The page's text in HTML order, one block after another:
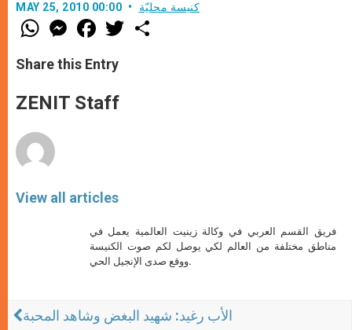
MAY 25, 2010 00:00 كنيسة محليّة
W
h
t
s
p
p
M
e
s
e
g
e
F
a
e
b
o
k
w
Share this Entry
ZENIT Staff
View all articles
فريق القسم العربي في وكالة زينيت العالمية يعمل في
مناطق مختلفة من العالم لكي يوصل لكم صوت الكنيسة
ووقع صدى الإنجيل الحي.
الأب رغيد: شهيد البغض وشاهد المحبة